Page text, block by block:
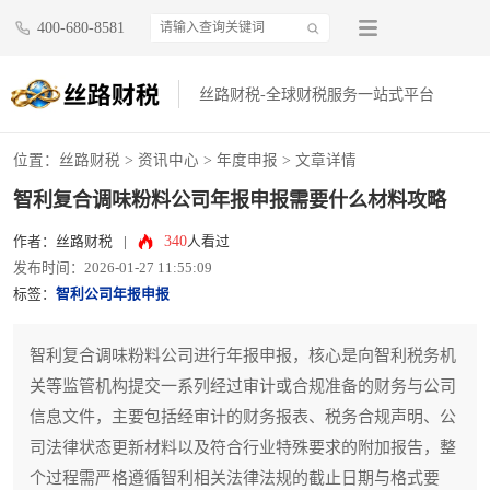
400-680-8581
丝路财税-全球财税服务一站式平台
位置： 丝路财税 > 资讯中心 > 年度申报 > 文章详情
智利复合调味粉料公司年报申报需要什么材料攻略
作者：丝路财税 340人看过
发布时间：2026-01-27 11:55:09
标签： 智利公司年报申报
智利复合调味粉料公司进行年报申报，核心是向智利税务机
关等监管机构提交一系列经过审计或合规准备的财务与公司
信息文件，主要包括经审计的财务报表、税务合规声明、公
司法律状态更新材料以及符合行业特殊要求的附加报告，整
个过程需严格遵循智利相关法律法规的截止日期与格式要